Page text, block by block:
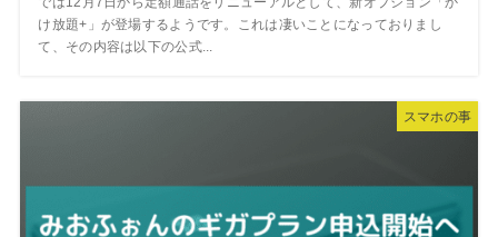
け放題+」が登場するようです。これは凄いことになっておりまし
て、その内容は以下の公式...
スマホの事